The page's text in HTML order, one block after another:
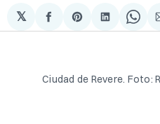
𝕏
Compartir
en
Share
on
en
on
Ciudad de Revere. Foto: